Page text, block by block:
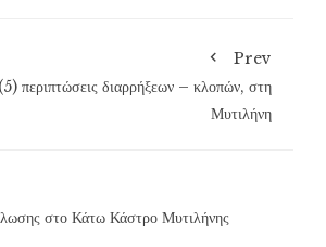
Prev
περιπτώσεις διαρρήξεων – κλοπών, στη
Μυτιλήνη
στο Κάτω Κάστρο Μυτιλήνης